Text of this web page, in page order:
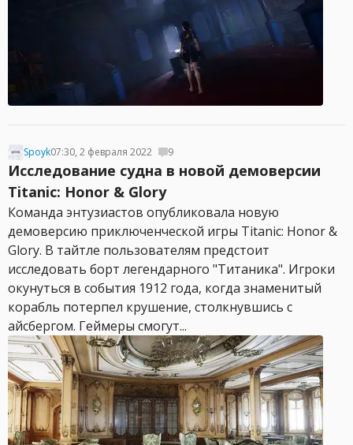
Spoyk07:30, 2 февраля 2022 9
Исследование судна в новой демоверсии
Titanic: Honor & Glory
Команда энтузиастов опубликовала новую
демоверсию приключенческой игры Titanic: Honor &
Glory. В тайтле пользователям предстоит
исследовать борт легендарного "Титаника". Игроки
окунуться в события 1912 года, когда знаменитый
корабль потерпел крушение, столкнувшись с
айсбергом. Геймеры смогут...